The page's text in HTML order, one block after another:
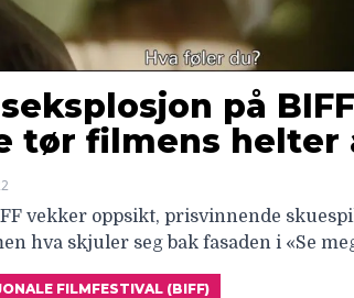
på
tør filmens helter
vekker oppsikt, prisvinnende
hva skjuler seg bak fasaden i «Se
FILMFESTIVAL (BIFF)